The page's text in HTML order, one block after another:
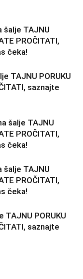
šalje TAJNU
PROČITATI,
čeka!
TAJNU PORUKU
saznajte
šalje TAJNU
PROČITATI,
čeka!
šalje TAJNU
PROČITATI,
čeka!
TAJNU PORUKU
saznajte